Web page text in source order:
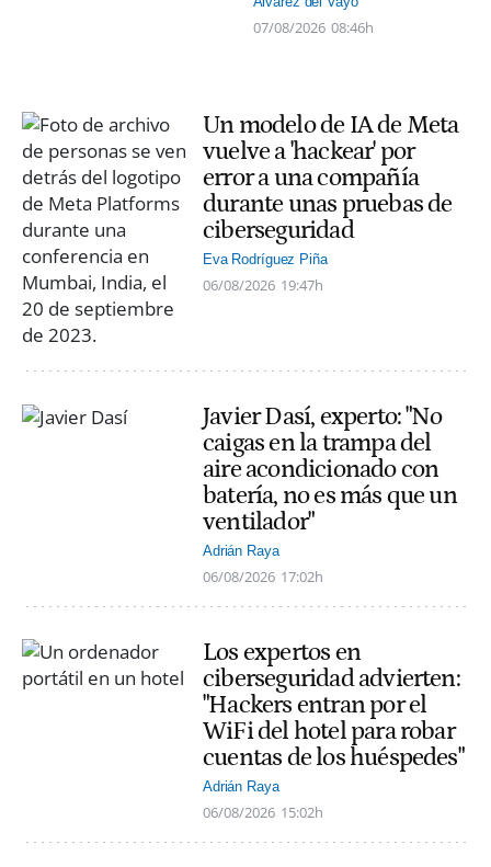
07/08/2026 08:46h
Un modelo de IA de Meta
vuelve a 'hackear' por
error a una compañía
durante unas pruebas de
ciberseguridad
Eva Rodríguez Piña
06/08/2026 19:47h
Javier Dasí, experto: "No
caigas en la trampa del
aire acondicionado con
batería, no es más que un
ventilador"
Adrián Raya
06/08/2026 17:02h
Los expertos en
ciberseguridad advierten:
"Hackers entran por el
WiFi del hotel para robar
cuentas de los huéspedes"
Adrián Raya
06/08/2026 15:02h